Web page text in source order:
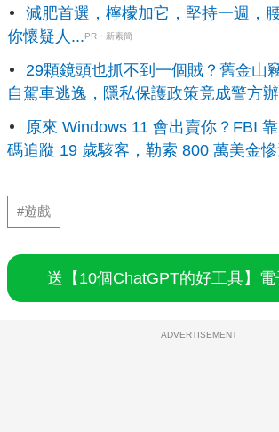
減肥首選，檸檬加它，堅持一週，
你懷疑人...PR・新素簡
29顆鏡頭也抓不到一個賊？舊金山
自駕車逃逸，隱私保護政策竟成警方
原來 Windows 11 會出賣你？FBI
碼追蹤 19 歲駭客，勒索 800 萬美金
#遊戲
送【10個ChatGPT的好工具】電
ADVERTISEMENT